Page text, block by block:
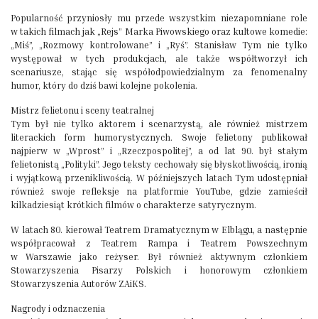
Popularność przyniosły mu przede wszystkim niezapomniane role
w takich filmach jak „Rejs” Marka Piwowskiego oraz kultowe komedie:
„Miś”, „Rozmowy kontrolowane” i „Ryś”. Stanisław Tym nie tylko
występował w tych produkcjach, ale także współtworzył ich
scenariusze, stając się współodpowiedzialnym za fenomenalny
humor, który do dziś bawi kolejne pokolenia.
Mistrz felietonu i sceny teatralnej
Tym był nie tylko aktorem i scenarzystą, ale również mistrzem
literackich form humorystycznych. Swoje felietony publikował
najpierw w „Wprost” i „Rzeczpospolitej”, a od lat 90. był stałym
felietonistą „Polityki”. Jego teksty cechowały się błyskotliwością, ironią
i wyjątkową przenikliwością. W późniejszych latach Tym udostępniał
również swoje refleksje na platformie YouTube, gdzie zamieścił
kilkadziesiąt krótkich filmów o charakterze satyrycznym.
W latach 80. kierował Teatrem Dramatycznym w Elblągu, a następnie
współpracował z Teatrem Rampa i Teatrem Powszechnym
w Warszawie jako reżyser. Był również aktywnym członkiem
Stowarzyszenia Pisarzy Polskich i honorowym członkiem
Stowarzyszenia Autorów ZAiKS.
Nagrody i odznaczenia